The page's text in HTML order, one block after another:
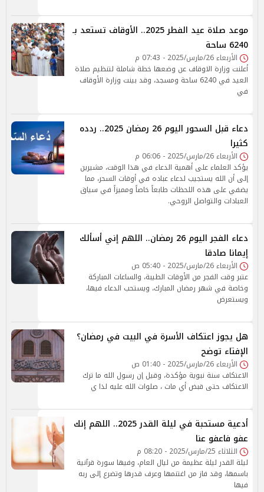
موعد صلاة عيد الفطر 2025.. الأوقاف تستعد بـ
6240 ساحة
الأربعاء 26/مارس/2025 - 07:43 م
أعلنت وزارة الاوقاف عن وضعها خطة شاملة لتنظيم صلاة
العيد في 6240 ساحة ومسجد، وقد بينت وزارة الأوقاف
في
دعاء قبل السحور اليوم 26 رمضان 2025.. ردده
كثيرا
الأربعاء 26/مارس/2025 - 06:06 م
يؤكد العلماء على أهمية الدعاء في هذا الوقت، مشيرين
إلى أن الله يستجيب لدعاء عباده في أوقات السحر، مما
يضفي على هذه اللحظات طابعاً خاصاً ومميزاً في سياق
العبادات والتواصل الروحي.
دعاء الفجر اليوم 26 رمضان.. اللهم إني أسألك
إيمانا صادقا
الأربعاء 26/مارس/2025 - 05:40 ص
عتبر وقت الفجر من الأوقات الطيبة، والساعات المباركة
وخاصة في شهر رمضان المبارك، ويستحب الدعاء فيها،
ويستعرض
هل يجوز اعتكاف الأسرة في البيت في رمضان؟
الإفتاء توضح
الأربعاء 26/مارس/2025 - 01:40 ص
الاعتكاف سنة نبوية مؤكدة، وقيل إن رسول الله ما ترك
الاعتكاف حتى قبض أي مات ، صلوات الله عليه لذا ي
أدعية مستحبة في ليلة القدر 2025.. اللهم إنك
عفو فاعفو عنا
الثلاثاء 25/مارس/2025 - 08:20 م
ليلة القدر ليلة عظيمة من ليال العام، وفيها سورة قرآنية
باسمها، وقد فاز من اغتنمها وعرف قدرها وتضرع إلى ربه
فيها